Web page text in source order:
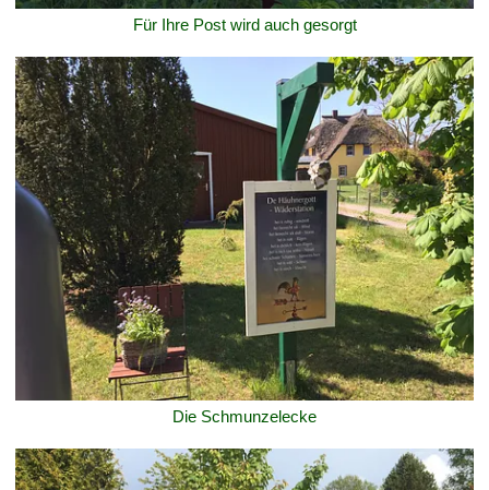
Für Ihre Post wird auch gesorgt
Die Schmunzelecke